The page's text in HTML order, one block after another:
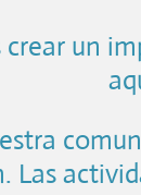
crear un
Las